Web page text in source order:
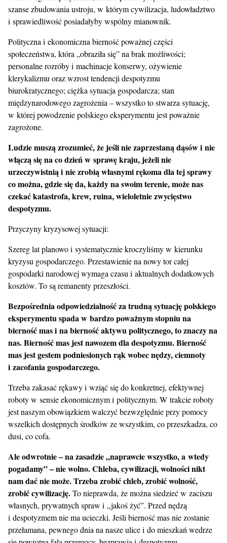
szanse zbudowania ustroju, w którym cywilizacja, ludowładztwo
i sprawiedliwość posiadałyby wspólny mianownik.
Polityczna i ekonomiczna bierność poważnej części
społeczeństwa, która „obraziła się” na brak możliwości;
personalne rozróby i machinacje konserwy, ożywienie
klerykalizmu oraz wzrost tendencji despotyzmu
biurokratycznego; ciężka sytuacja gospodarcza; stan
międzynarodowego zagrożenia – wszystko to stwarza sytuację,
w której powodzenie polskiego eksperymentu jest poważnie
zagrożone.
Ludzie muszą zrozumieć, że jeśli nie zaprzestaną dąsów i nie
włączą się na co dzień w sprawę kraju, jeżeli nie
urzeczywistnią i nie zrobią własnymi rękoma dla tej sprawy
co można, gdzie się da, każdy na swoim terenie, może nas
czekać katastrofa, krew, ruina, wieloletnie zwycięstwo
despotyzmu.
Przyczyny kryzysowej sytuacji:
Szereg lat planowo i systematycznie kroczyliśmy w kierunku
kryzysu gospodarczego. Przestawienie na nowy tor całej
gospodarki narodowej wymaga czasu i aktualnych dodatkowych
kosztów. To są remanenty przeszłości.
Bezpośrednia odpowiedzialność za trudną sytuację polskiego
eksperymentu spada w bardzo poważnym stopniu na
bierność mas i na bierność aktywu politycznego, to znaczy na
nas. Bierność mas jest nawozem dla despotyzmu. Bierność
mas jest gestem podniesionych rąk wobec nędzy, ciemnoty
i zacofania gospodarczego.
Trzeba zakasać rękawy i wziąć się do konkretnej, efektywnej
roboty w sensie ekonomicznym i politycznym. W trakcie roboty
jest naszym obowiązkiem walczyć bezwzględnie przy pomocy
wszelkich dostępnych środków ze wszystkim, co przeszkadza, co
dusi, co cofa.
Ale odwrotnie – na zasadzie „naprawcie wszystko, a wtedy
pogadamy” – nie wolno. Chleba, cywilizacji, wolności nikt
nam dać nie może. Trzeba zrobić chleb, zrobić wolność,
zrobić cywilizację.To nieprawda, że można siedzieć w zaciszu
własnych, prywatnych spraw i „jakoś żyć”. Przed nędzą
i despotyzmem nie ma ucieczki. Jeśli bierność mas nie zostanie
przełamana, pewnego dnia na nasze ulice i do mieszkań wedrze